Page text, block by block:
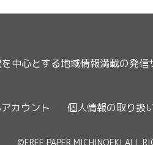
中心とする地域情報満載の発
カウント 個人情報の取り扱
©FREE PAPER MICHINOEKI ALL